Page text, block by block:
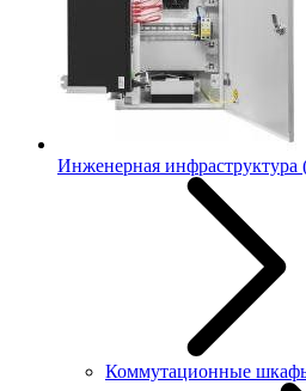
Инженерная инфраструктура
Коммутационные